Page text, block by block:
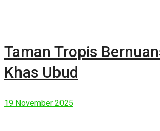
Taman Tropis
Khas Ubud
19 November 2025